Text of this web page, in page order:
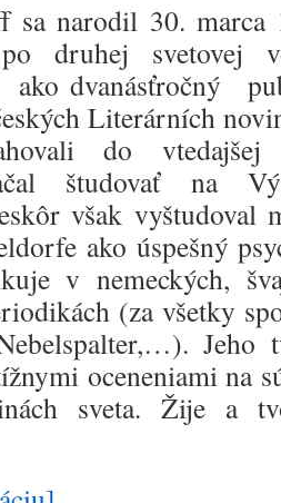
sa narodil 30.
druhej svetovej
ako dvanásťročný
Literárních
do vtedajšej
študovať na
však vyštudoval
ako úspešný
v nemeckých,
(za všetky
Jeho
oceneniami na
sveta. Žije a